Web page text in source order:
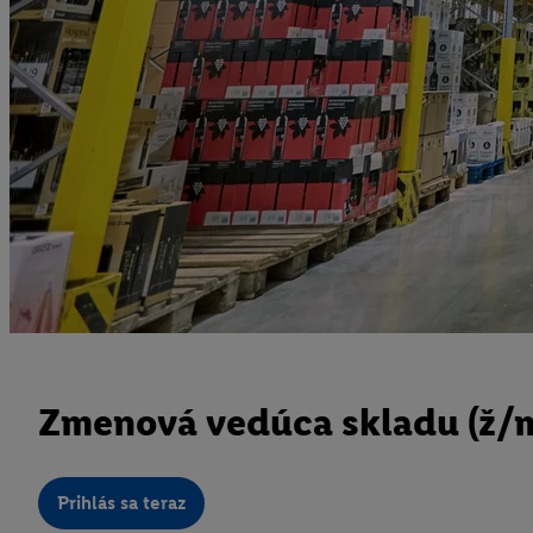
Zmenová vedúca skladu (ž/
Prihlás sa teraz